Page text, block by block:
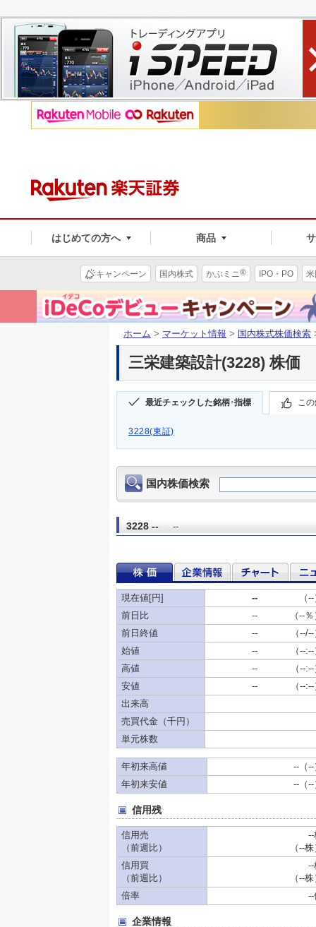
はじめての方へ 商品
キャンペーン 国内株式 かぶミニ® IPO・PO
ホーム > マーケット情報 > 国内株式株価検索
三栄建築設計(3228) 株価
最近チェックした銘柄･指標 こ
3228(東証)